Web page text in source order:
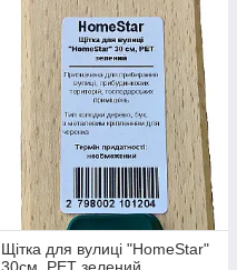
Щітка для вулиці "HomeStar"